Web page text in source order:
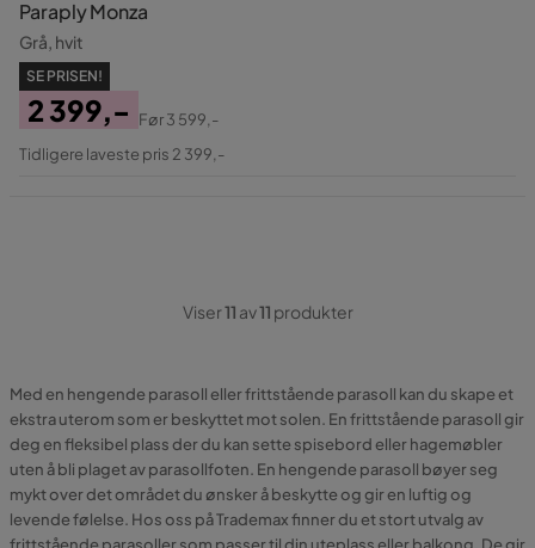
Paraply Monza
Grå, hvit
SE PRISEN!
Pris
2 399,-
Original
Før3 599,-
Tidligere laveste pris 2 399,-
Viser11 av11 produkter
Med en hengende parasoll eller frittstående parasoll kan du skape et
ekstra uterom som er beskyttet mot solen. En frittstående parasoll gir
deg en fleksibel plass der du kan sette spisebord eller hagemøbler
uten å bli plaget av parasollfoten. En hengende parasoll bøyer seg
mykt over det området du ønsker å beskytte og gir en luftig og
levende følelse. Hos oss på Trademax finner du et stort utvalg av
frittstående parasoller som passer til din uteplass eller balkong. De gir